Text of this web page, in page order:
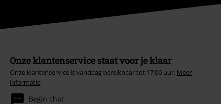
Onze klantenservice staat voor je klaar
Onze klantenservice is vandaag bereikbaar tot 17:00 uur. Meer
informatie
Begin chat